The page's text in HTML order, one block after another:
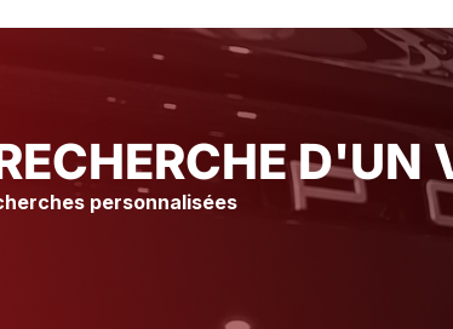
Ainsi qu’à tout le staff pour leur
accueil et leur gentillesse Je
Garage suite à mon expérience
Ainsi
vous
D'UN
personnalisées